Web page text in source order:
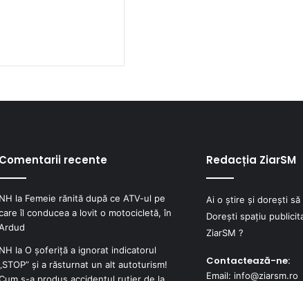
Comentarii recente
NH la Femeie rănită după ce ATV-ul pe
îl conducea a lovit o motocicletă, în
NH la O șoferiță a ignorat indicatorul
„STOP” și a răsturnat un alt autoturism!
Redacția ZiarSM
Ai o știre și dorești să
Dorești spațiu
ZiarSM ?
Contactează-ne:
Email: info@ziarsm.ro